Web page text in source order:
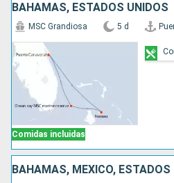
BAHAMAS, ESTADOS UNIDOS
Comidas incluidas
MSC Grandiosa 5 d
BAHAMAS, MÉXICO, ESTADOS